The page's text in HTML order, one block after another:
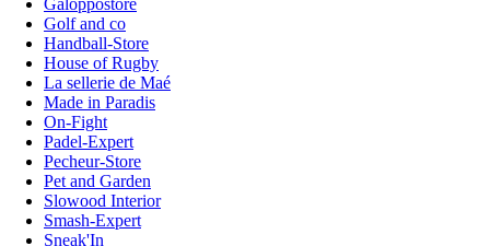
Golf and co
Handball-Store
House of Rugby
La sellerie de Maé
Made in Paradis
On-Fight
Padel-Expert
Pecheur-Store
Pet and Garden
Slowood Interior
Smash-Expert
Sneak'In